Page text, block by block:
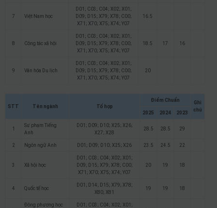
7 Việt Nam học
D01; C03; C04; X02; X01;
D09; D15; X79; X78; C00;
X71; X70; X75; X74; Y07
16.5
8 Công tác xã hội
D01; C03; C04; X02; X01;
D09; D15; X79; X78; C00;
X71; X70; X75; X74; Y07
18.5 17 16
9 Văn hóa Du lịch
D01; C03; C04; X02; X01;
D09; D15; X79; X78; C00;
X71; X70; X75; X74; Y07
20
STT Tên ngành Tổ hợp
Điểm Chuẩn
Ghi
chú
2025 2024 2023
1
Sư phạm Tiếng
Anh
D01; D09; D10; X25; X26;
X27; X28
28.5 28.5 29
2 Ngôn ngữ Anh D01; D09; D10; X25; X26 23.5 24.5 22
3 Xã hội học
D01; C03; C04; X02; X01;
D09; D15; X79; X78; C00;
X71; X70; X75; X74; Y07
20 19 18
4 Quốc tế học
D01; D14; D15; X79; X78;
X80; X81
19 19 18
Đông phương học
D01; C03; C04; X02; X01;